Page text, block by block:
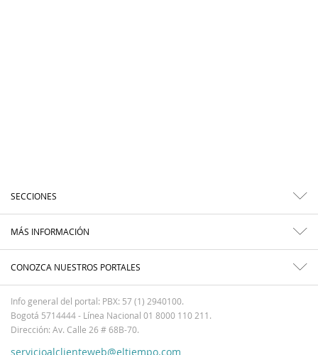
SECCIONES
MÁS INFORMACIÓN
CONOZCA NUESTROS PORTALES
Info general del portal: PBX: 57 (1) 2940100.
Bogotá 5714444 - Línea Nacional 01 8000 110 211.
Dirección: Av. Calle 26 # 68B-70.
servicioalclienteweb@eltiempo.com